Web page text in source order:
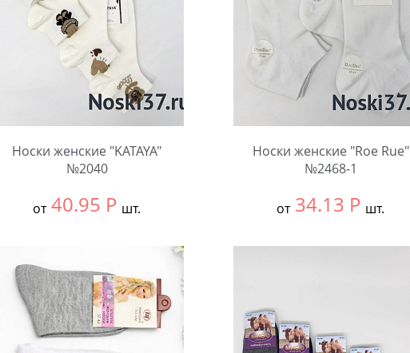
Носки женские "KATAYA"
№2040
от 40.95 Р шт.
В упаковке:
Количество:
Носки женские "Roe Rue"
№2468-1
от 34.13 Р шт.